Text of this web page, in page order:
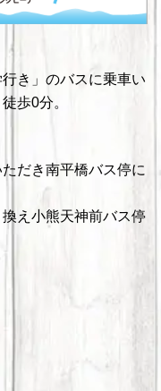
き」のバスに乗車い
歩0分。
だき南平橋バス停に
え小熊天神前バス停